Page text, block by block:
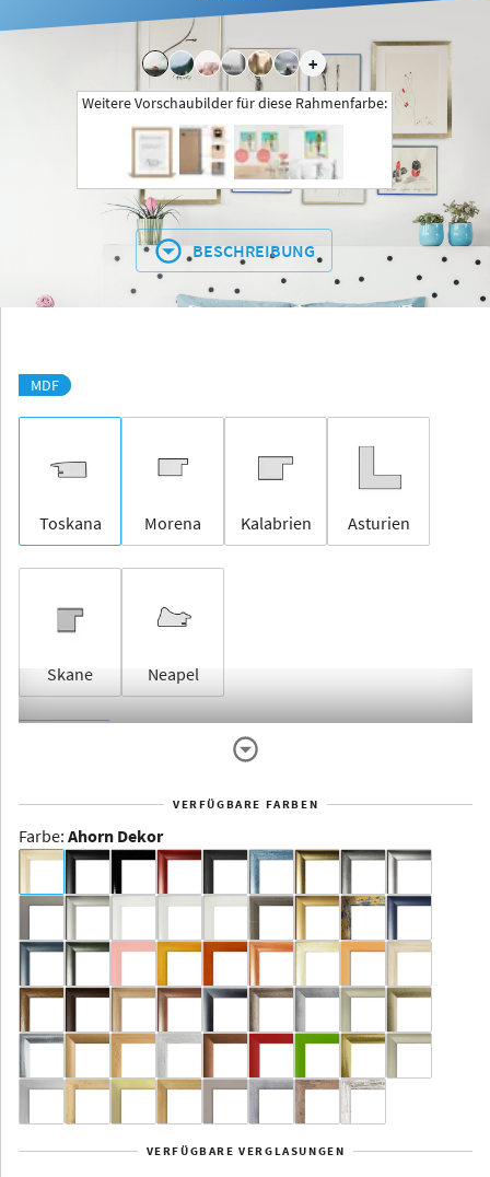
+
Weitere Vorschaubilder für diese Rahmenfarbe:
BESCHREIBUNG
MDF
Toskana Morena Kalabrien Asturien
Skane Neapel
Dakota -
Rahmenloser
Aluminium
Yukon Alaska
VERFÜGBARE FARBEN
Farbe: Ahorn Dekor
VERFÜGBARE VERGLASUNGEN